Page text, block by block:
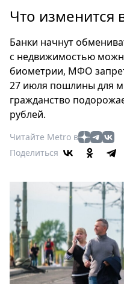
Россия
Здоровье
Еда
Туризм
Мода
Кино
Афиша
Выставки
Пресс-
релизы
О
Metro
Стримы
Что изменится
Банки начнут
с недвижимостью
биометрии, МФО
27 июля пошлины для
гражданство
рублей.
Читайте Metro в
Поделиться